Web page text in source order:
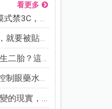
看更多
3C，看...
要被貼「...
胎？這8...
眼藥水納...
的現實，...